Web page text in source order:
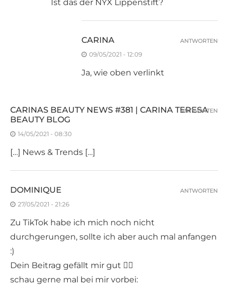
Ist das der NYX Lippenstift?
CARINA
09/05/2021 - 12:09
Ja, wie oben verlinkt
ANTWORTEN
CARINAS BEAUTY NEWS #381 | CARINA TERESA
BEAUTY BLOG
14/05/2021 - 08:30
[…] News & Trends […]
ANTWORTEN
DOMINIQUE
27/05/2021 - 21:26
Zu TikTok habe ich mich noch nicht
durchgerungen, sollte ich aber auch mal anfangen
:)
Dein Beitrag gefällt mir gut 👍🏼
schau gerne mal bei mir vorbei:
ANTWORTEN